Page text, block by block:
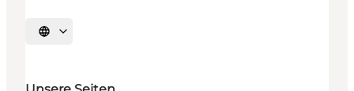
Sprache auswählen